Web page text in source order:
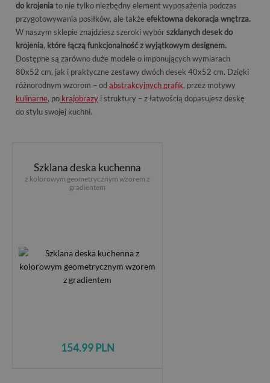
do krojeniato nie tylko niezbędny element wyposażenia podczas
przygotowywania posiłków, ale także efektowna dekoracja wnętrza.
W naszym sklepie znajdziesz szeroki wybórszklanych desek do
krojenia, które łączą funkcjonalność z wyjątkowym designem.
Dostępne są zarówno duże modele o imponujących wymiarach
80x52 cm, jak i praktyczne zestawy dwóch desek 40x52 cm. Dzięki
różnorodnym wzorom – odabstrakcyjnych grafik, przez motywy
kulinarne, po krajobrazy i struktury – z łatwością dopasujesz deskę
do stylu swojej kuchni.
Szklana deska kuchenna
z kolorowym geometrycznym wzorem z
gradientem
154.99 PLN